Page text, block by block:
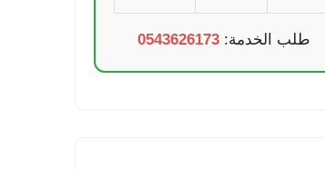
طلب الخدمة: 0543626173